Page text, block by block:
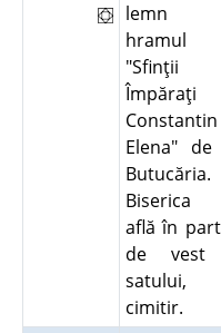
lemn
hramul
"Sfinţii
Împăraţi
Elena"
Butucăria.
Biserica
află în
de vest
satului,
cimitir.